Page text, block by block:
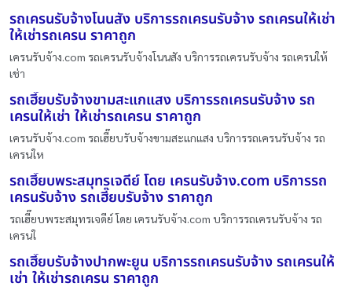
รถเครนรับจ้างโนนสัง บริการรถเครนรับจ้าง รถเครนให้เช่า
ให้เช่ารถเครน ราคาถูก
เครนรับจ้าง.com รถเครนรับจ้างโนนสัง บริการรถเครนรับจ้าง รถเครนให้
เช่า
รถเฮี๊ยบรับจ้างขามสะแกแสง บริการรถเครนรับจ้าง รถ
เครนให้เช่า ให้เช่ารถเครน ราคาถูก
เครนรับจ้าง.com รถเฮี๊ยบรับจ้างขามสะแกแสง บริการรถเครนรับจ้าง รถ
เครนให
รถเฮี๊ยบพระสมุทรเจดีย์ โดย เครนรับจ้าง.com บริการรถ
เครนรับจ้าง รถเฮี๊ยบรับจ้าง ราคาถูก
รถเฮี๊ยบพระสมุทรเจดีย์ โดย เครนรับจ้าง.com บริการรถเครนรับจ้าง รถ
เครนใ
รถเฮี๊ยบรับจ้างปากพะยูน บริการรถเครนรับจ้าง รถเครนให้
เช่า ให้เช่ารถเครน ราคาถูก